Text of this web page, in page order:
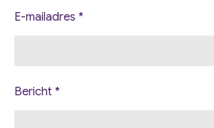
E-mailadres *
Bericht *